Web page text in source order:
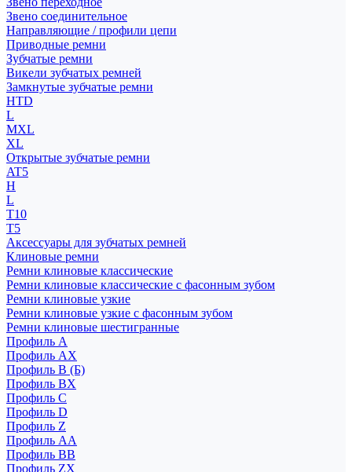
Звено соединительное
Направляющие / профили цепи
Приводные ремни
Зубчатые ремни
Викели зубчатых ремней
Замкнутые зубчатые ремни
HTD
L
MXL
XL
Открытые зубчатые ремни
AT5
H
L
T10
T5
Аксессуары для зубчатых ремней
Клиновые ремни
Ремни клиновые классические
Ремни клиновые классические с фасонным зубом
Ремни клиновые узкие
Ремни клиновые узкие с фасонным зубом
Ремни клиновые шестигранные
Профиль A
Профиль AX
Профиль B (Б)
Профиль BX
Профиль C
Профиль D
Профиль Z
Профиль АА
Профиль BB
Профиль ZX